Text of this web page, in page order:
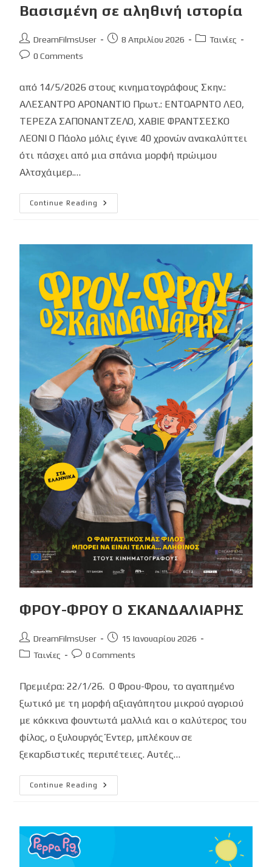
Βασισμένη σε αληθινή ιστορία
Post
author:
DreamFilmsUser
Post8 Απριλίου 2026
PostΤαινίες
Post0 Comments
από 14/5/2026 στους κινηματογράφους Σκην.:
ΑΛΕΣΑΝΤΡΟ ΑΡΟΝΑΝΤΙΟ Πρωτ.: ΕΝΤΟΑΡΝΤΟ ΛΕΟ,
ΤΕΡΕΖΑ ΣΑΠΟΝΑΝΤΖΕΛΟ, ΧΑΒΙΕ ΦΡΑΝΤΣΕΣΚΟ
ΛΕΟΝΙ Ο Πάολο μόλις έγινε 40 χρονών ανακαλύπτει
ότι πάσχει από μια σπάνια μορφή πρώιμου
Αλτσχάιμερ.…
Continue Reading
ΓΙΑ
ΣΕΝΑ
PER
Αληθινή
Ιστορία
ΦΡΟΥ-ΦΡΟΥ Ο ΣΚΑΝΔΑΛΙΑΡΗΣ
Post
author:
DreamFilmsUser
Post
published:
15 Ιανουαρίου 2026
PostΤαινίες
Post0 Comments
Πρεμιέρα: 22/1/26. Ο Φρου-Φρου, το αγαπημένο
ξωτικό με τη μορφή αξιαγάπητου μικρού αγοριού
με κόκκινα φουντωτά μαλλιά και ο καλύτερος του
φίλος, ο ξυλουργός Έντερ, μπλέκουν σε
ξεκαρδιστικές περιπέτειες. Αυτές…
Continue Reading
ΦΡΟΥ-
ΦΡΟΥ